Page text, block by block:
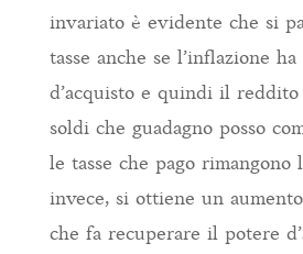
invariato è evidente che si
tasse anche se l’inflazione
d’acquisto e quindi il
soldi che guadagno posso
le tasse che pago rimangono
invece, si ottiene un
che fa recuperare il potere